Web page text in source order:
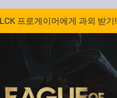
프로게이머에게 과외 받기!